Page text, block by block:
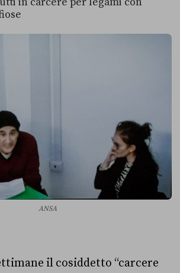
ANSA
il cosiddetto “carcere